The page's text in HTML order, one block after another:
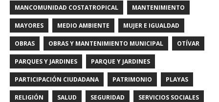
MANCOMUNIDAD COSTATROPICAL MANTENIMIENTO
MAYORES MEDIO AMBIENTE MUJER E IGUALDAD
OBRAS OBRAS Y MANTENIMIENTO MUNICIPAL OTÍVAR
PARQUES Y JARDINES PARQUE Y JARDINES
PARTICIPACIÓN CIUDADANA PATRIMONIO PLAYAS
RELIGIÓN SALUD SEGURIDAD SERVICIOS SOCIALES